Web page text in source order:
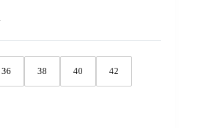
36 38 40 42